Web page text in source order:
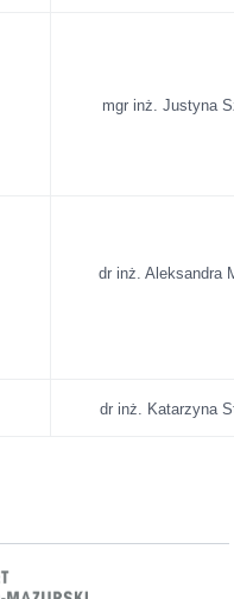
mgr inż. Justyna
dr inż. Aleksandra
dr inż. Katarzyna